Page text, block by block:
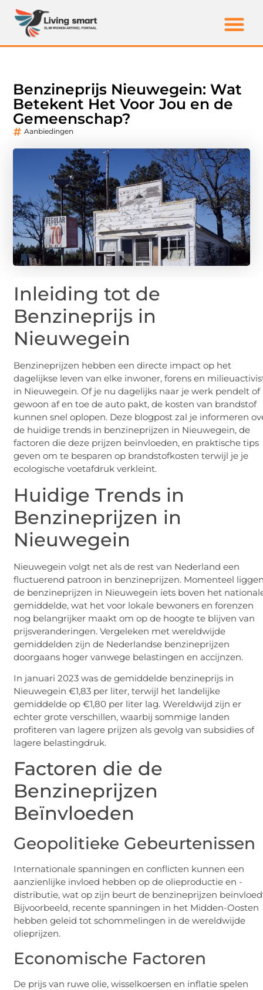
Benzineprijs Nieuwegein: Wat
Betekent Het Voor Jou en de
Gemeenschap?
Aanbiedingen
Inleiding tot de
Benzineprijs in
Nieuwegein
Benzineprijzen hebben een directe impact op het
dagelijkse leven van elke inwoner, forens en
in Nieuwegein. Of je nu dagelijks naar je werk pendelt of
gewoon af en toe de auto pakt, de kosten van brandstof
kunnen snel oplopen. Deze blogpost zal je informeren
de huidige trends in benzineprijzen in Nieuwegein, de
factoren die deze prijzen beïnvloeden, en praktische tips
geven om te besparen op brandstofkosten terwijl je je
ecologische voetafdruk verkleint.
Huidige Trends in
Benzineprijzen in
Nieuwegein
Nieuwegein volgt net als de rest van Nederland een
fluctuerend patroon in benzineprijzen. Momenteel
de benzineprijzen in Nieuwegein iets boven het
gemiddelde, wat het voor lokale bewoners en forenzen
nog belangrijker maakt om op de hoogte te blijven van
prijsveranderingen. Vergeleken met wereldwijde
gemiddelden zijn de Nederlandse benzineprijzen
doorgaans hoger vanwege belastingen en accijnzen.
In januari 2023 was de gemiddelde benzineprijs in
Nieuwegein €1,83 per liter, terwijl het landelijke
gemiddelde op €1,80 per liter lag. Wereldwijd zijn er
echter grote verschillen, waarbij sommige landen
profiteren van lagere prijzen als gevolg van subsidies of
lagere belastingdruk.
Factoren die de
Benzineprijzen
Beïnvloeden
Geopolitieke Gebeurtenissen
Internationale spanningen en conflicten kunnen een
aanzienlijke invloed hebben op de olieproductie en -
distributie, wat op zijn beurt de benzineprijzen
Bijvoorbeeld, recente spanningen in het Midden-Oosten
hebben geleid tot schommelingen in de wereldwijde
olieprijzen.
Economische Factoren
De prijs van ruwe olie, wisselkoersen en inflatie spelen